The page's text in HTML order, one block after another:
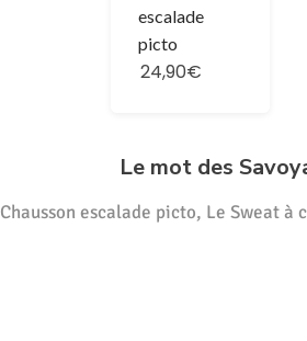
escalade
picto
24,90€
Le mot des
Chausson escalade picto, Le Sweat à